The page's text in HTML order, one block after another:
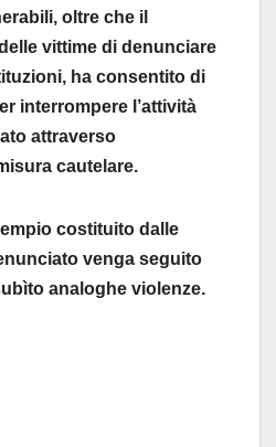
oltre che il
vittime di denunciare
ha consentito di
interrompere l’attività
attraverso
cautelare.
costituito dalle
venga seguito
analoghe violenze.